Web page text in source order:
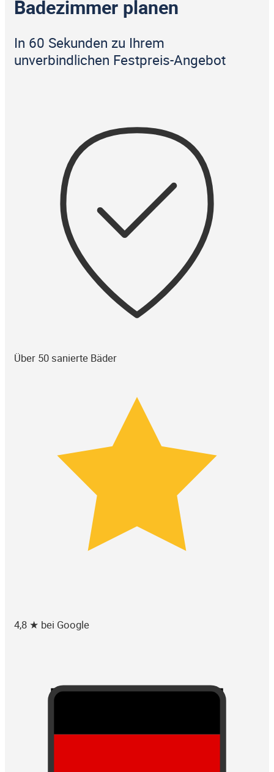
Badezimmer planen
In 60 Sekunden zu Ihrem
unverbindlichen Festpreis-Angebot
Über 50 sanierte Bäder
4,8 ★ bei Google